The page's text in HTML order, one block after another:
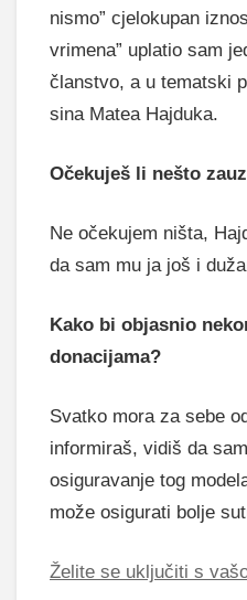
nismo” cjelokupan
vrimena” uplatio sam
članstvo, a u tematski
sina Matea Hajduka.
Očekuješ li nešto
Ne očekujem ništa,
da sam mu ja još i
Kako bi objasnio
donacijama?
Svatko mora za sebe
informiraš, vidiš da
osiguravanje tog
može osigurati bolje
Želite se uključiti s